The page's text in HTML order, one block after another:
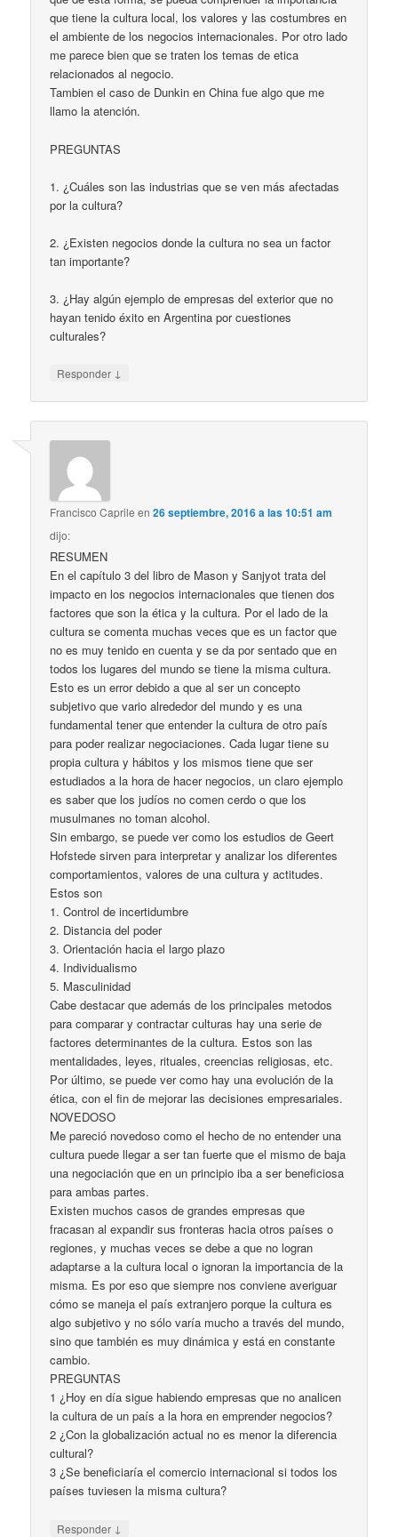
que tiene la cultura local, los valores y las costumbres en
el ambiente de los negocios internacionales. Por otro lado
me parece bien que se traten los temas de etica
relacionados al negocio.
Tambien el caso de Dunkin en China fue algo que me
llamo la atención.
PREGUNTAS
1. ¿Cuáles son las industrias que se ven más afectadas
por la cultura?
2. ¿Existen negocios donde la cultura no sea un factor
tan importante?
3. ¿Hay algún ejemplo de empresas del exterior que no
hayan tenido éxito en Argentina por cuestiones
culturales?
Responder ↓
Francisco Caprile en26 septiembre, 2016 a las 10:51 am
dijo:
RESUMEN
En el capítulo 3 del libro de Mason y Sanjyot trata del
impacto en los negocios internacionales que tienen dos
factores que son la ética y la cultura. Por el lado de la
cultura se comenta muchas veces que es un factor que
no es muy tenido en cuenta y se da por sentado que en
todos los lugares del mundo se tiene la misma cultura.
Esto es un error debido a que al ser un concepto
subjetivo que vario alrededor del mundo y es una
fundamental tener que entender la cultura de otro país
para poder realizar negociaciones. Cada lugar tiene su
propia cultura y hábitos y los mismos tiene que ser
estudiados a la hora de hacer negocios, un claro ejemplo
es saber que los judíos no comen cerdo o que los
musulmanes no toman alcohol.
Sin embargo, se puede ver como los estudios de Geert
Hofstede sirven para interpretar y analizar los diferentes
comportamientos, valores de una cultura y actitudes.
Estos son
1. Control de incertidumbre
2. Distancia del poder
3. Orientación hacia el largo plazo
4. Individualismo
5. Masculinidad
Cabe destacar que además de los principales metodos
para comparar y contractar culturas hay una serie de
factores determinantes de la cultura. Estos son las
mentalidades, leyes, rituales, creencias religiosas, etc.
Por último, se puede ver como hay una evolución de la
ética, con el fin de mejorar las decisiones empresariales.
NOVEDOSO
Me pareció novedoso como el hecho de no entender una
cultura puede llegar a ser tan fuerte que el mismo de baja
una negociación que en un principio iba a ser beneficiosa
para ambas partes.
Existen muchos casos de grandes empresas que
fracasan al expandir sus fronteras hacia otros países o
regiones, y muchas veces se debe a que no logran
adaptarse a la cultura local o ignoran la importancia de la
misma. Es por eso que siempre nos conviene averiguar
cómo se maneja el país extranjero porque la cultura es
algo subjetivo y no sólo varía mucho a través del mundo,
sino que también es muy dinámica y está en constante
cambio.
PREGUNTAS
1 ¿Hoy en día sigue habiendo empresas que no analicen
la cultura de un país a la hora en emprender negocios?
2 ¿Con la globalización actual no es menor la diferencia
cultural?
3 ¿Se beneficiaría el comercio internacional si todos los
países tuviesen la misma cultura?
Responder ↓